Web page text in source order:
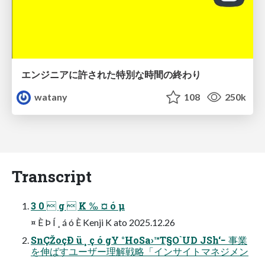
エンジニアに許された特別な時間の終わり
watany
108 250k
Transcript
3 0  g  K ‰ ¤ ó µ
¤ È Þ Í ¸ á ó È Kenji K ato 2025.12.26
SnÇŽoçÐ ü ¸ ç ó gY °HoSa›™T§O`UD JSh‘− 事業
を伸ばすユーザー理解戦略「インサイトマネジメン